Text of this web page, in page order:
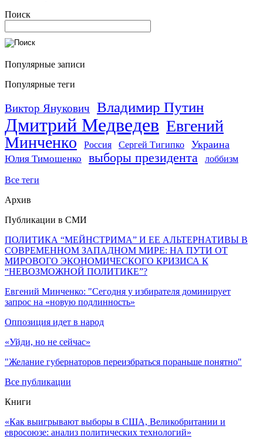
Поиск
Популярные записи
Популярные теги
Виктор Янукович Владимир Путин
Дмитрий Медведев Евгений
Минченко
Россия Сергей Тигипко Украина
Юлия Тимошенко выборы президента лоббизм
Все теги
Архив
Публикации в СМИ
ПОЛИТИКА “МЕЙНСТРИМА” И ЕЕ АЛЬТЕРНАТИВЫ В
СОВРЕМЕННОМ ЗАПАДНОМ МИРЕ: НА ПУТИ ОТ
МИРОВОГО ЭКОНОМИЧЕСКОГО КРИЗИСА К
“НЕВОЗМОЖНОЙ ПОЛИТИКЕ”?
Евгений Минченко: "Сегодня у избирателя доминирует
запрос на «новую подлинность»
Оппозиция идет в народ
«Уйди, но не сейчас»
"Желание губернаторов переизбраться пораньше понятно"
Все публикации
Книги
«Как выигрывают выборы в США, Великобритании и
евросоюзе: анализ политических технологий»